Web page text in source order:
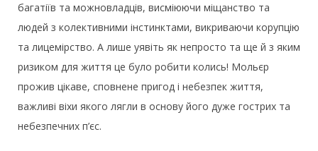
багатіїв та можновладців, висміюючи міщанство та
людей з колективними інстинктами, викриваючи корупцію
та лицемірство. А лише уявіть як непросто та ще й з яким
ризиком для життя це було робити колись! Мольєр
прожив цікаве, сповнене пригод і небезпек життя,
важливі віхи якого лягли в основу його дуже гострих та
небезпечних п’єс.